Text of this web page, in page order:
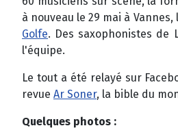
à nouveau le 29 mai à Vannes,
Golfe. Des saxophonistes de
l'équipe.
Le tout a été relayé sur
revue Ar Soner, la bible du
Quelques photos :